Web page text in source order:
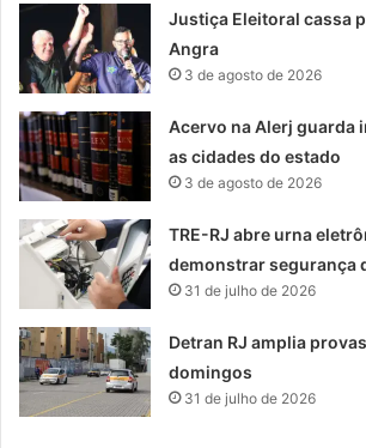
Justiça Eleitoral cassa
Angra
3 de agosto de 2026
Acervo na Alerj guarda
as cidades do estado
3 de agosto de 2026
TRE-RJ abre urna
demonstrar segurança
31 de julho de 2026
Detran RJ amplia
domingos
31 de julho de 2026